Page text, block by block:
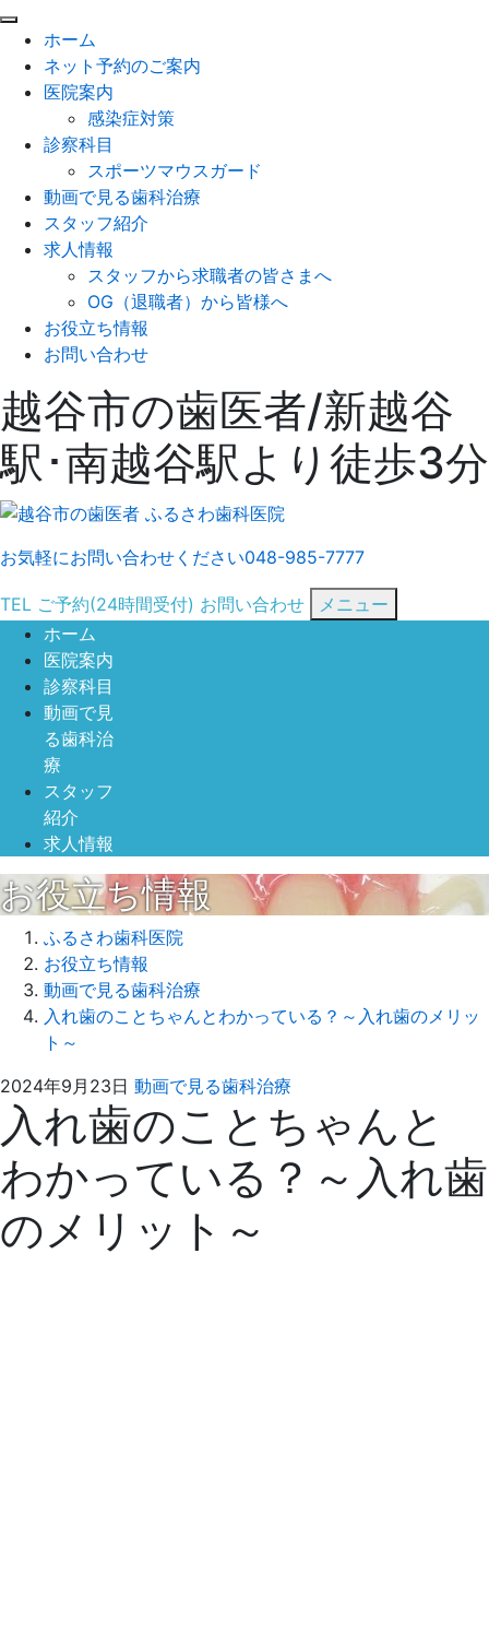
ホーム
ネット予約のご案内
医院案内
感染症対策
診察科目
スポーツマウスガード
動画で見る歯科治療
スタッフ紹介
求人情報
スタッフから求職者の皆さまへ
OG（退職者）から皆様へ
お役立ち情報
お問い合わせ
越谷市の歯医者/新越谷
駅･南越谷駅より徒歩3分
お気軽にお問い合わせください048-985-7777
TEL ご予約(24時間受付) お問い合わせ
メニュー
ホーム
医院案内
診察科目
動画で見
る歯科治
療
スタッフ
紹介
求人情報
お役立ち情報
ふるさわ歯科医院
お役立ち情報
動画で見る歯科治療
入れ歯のことちゃんとわかっている？～入れ歯のメリッ
ト～
2024年9月23日 動画で見る歯科治療
年
9
月
23
る
さ
わ
歯
入れ歯のことちゃんと
わかっている？～入れ歯
のメリット～